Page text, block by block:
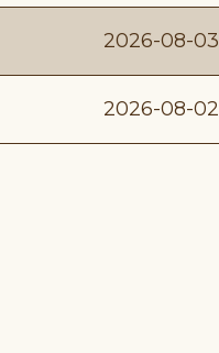
2026-08-03
2026-08-02